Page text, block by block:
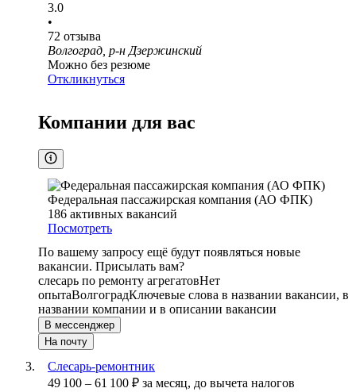
3.0
•
72 отзыва
Волгоград, р-н Дзержинский
Можно без резюме
Откликнуться
Компании для вас
Федеральная пассажирская компания (АО ФПК)
186 активных вакансий
Посмотреть
По вашему запросу ещё будут появляться новые
вакансии. Присылать вам?
слесарь по ремонту агрегатовНет
опытаВолгоградКлючевые слова в названии вакансии, в
названии компании и в описании вакансии
В мессенджер
На почту
Слесарь-ремонтник
49 100 – 61 100 ₽ за месяц, до вычета налогов